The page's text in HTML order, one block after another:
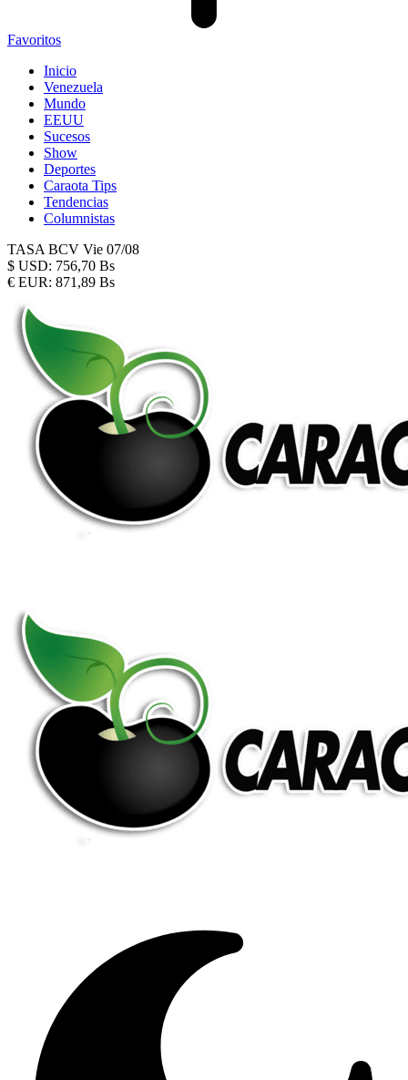
Favoritos
Inicio
Venezuela
Mundo
EEUU
Sucesos
Show
Deportes
Caraota Tips
Tendencias
Columnistas
TASA BCV Vie 07/08
$ USD: 756,70 Bs
€ EUR: 871,89 Bs